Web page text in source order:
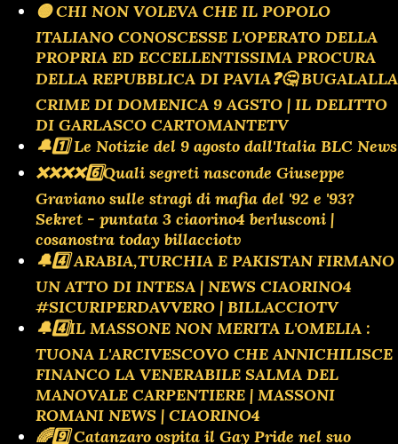
🟡 CHI NON VOLEVA CHE IL POPOLO
ITALIANO CONOSCESSE L'OPERATO DELLA
PROPRIA ED ECCELLENTISSIMA PROCURA
DELLA REPUBBLICA DI PAVIA❓️🤔 BUGALALLA
CRIME DI DOMENICA 9 AGSTO | IL DELITTO
DI GARLASCO CARTOMANTETV
🔔1️⃣ Le Notizie del 9 agosto dall'Italia BLC News
❌️❌️❌️❌️6️⃣Quali segreti nasconde Giuseppe
Graviano sulle stragi di mafia del '92 e '93?
Sekret - puntata 3 ciaorino4 berlusconi |
cosanostra today billacciotv
🔔4️⃣ ARABIA,TURCHIA E PAKISTAN FIRMANO
UN ATTO DI INTESA | NEWS CIAORINO4
#SICURIPERDAVVERO | BILLACCIOTV
🔔4️⃣IL MASSONE NON MERITA L'OMELIA :
TUONA L'ARCIVESCOVO CHE ANNICHILISCE
FINANCO LA VENERABILE SALMA DEL
MANOVALE CARPENTIERE | MASSONI
ROMANI NEWS | CIAORINO4
🌈9️⃣ Catanzaro ospita il Gay Pride nel suo